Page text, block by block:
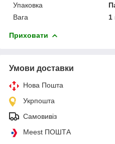
Упаковка
Вага
1
Приховати
Умови доставки
Нова Пошта
Укрпошта
Самовивіз
Meest ПОШТА